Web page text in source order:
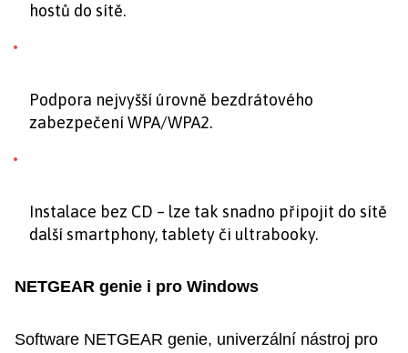
hostů do sítě.
Podpora nejvyšší úrovně bezdrátového
zabezpečení WPA/WPA2.
Instalace bez CD – lze tak snadno připojit do sítě
další smartphony, tablety či ultrabooky.
NETGEAR genie i pro Windows
Software NETGEAR genie, univerzální nástroj pro